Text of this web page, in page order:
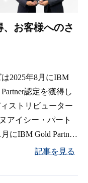
お客様へのさ
2025年8月にIBM
認定を獲得し
ストリビューター
アイシー・パート
にIBM Gold Partner
記事を見る